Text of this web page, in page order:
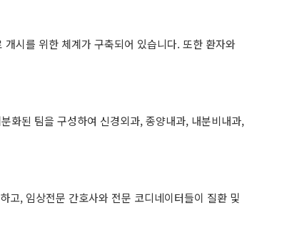
시를 위한 체계가 구축되어 있습니다. 또한 환자와
화된 팀을 구성하여 신경외과, 종양내과, 내분비내과,
고, 임상전문 간호사와 전문 코디네이터들이 질환 및